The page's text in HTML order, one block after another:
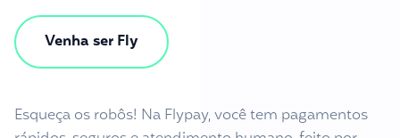
Venha ser Fly
Esqueça os robôs! Na Flypay, você tem pagamentos